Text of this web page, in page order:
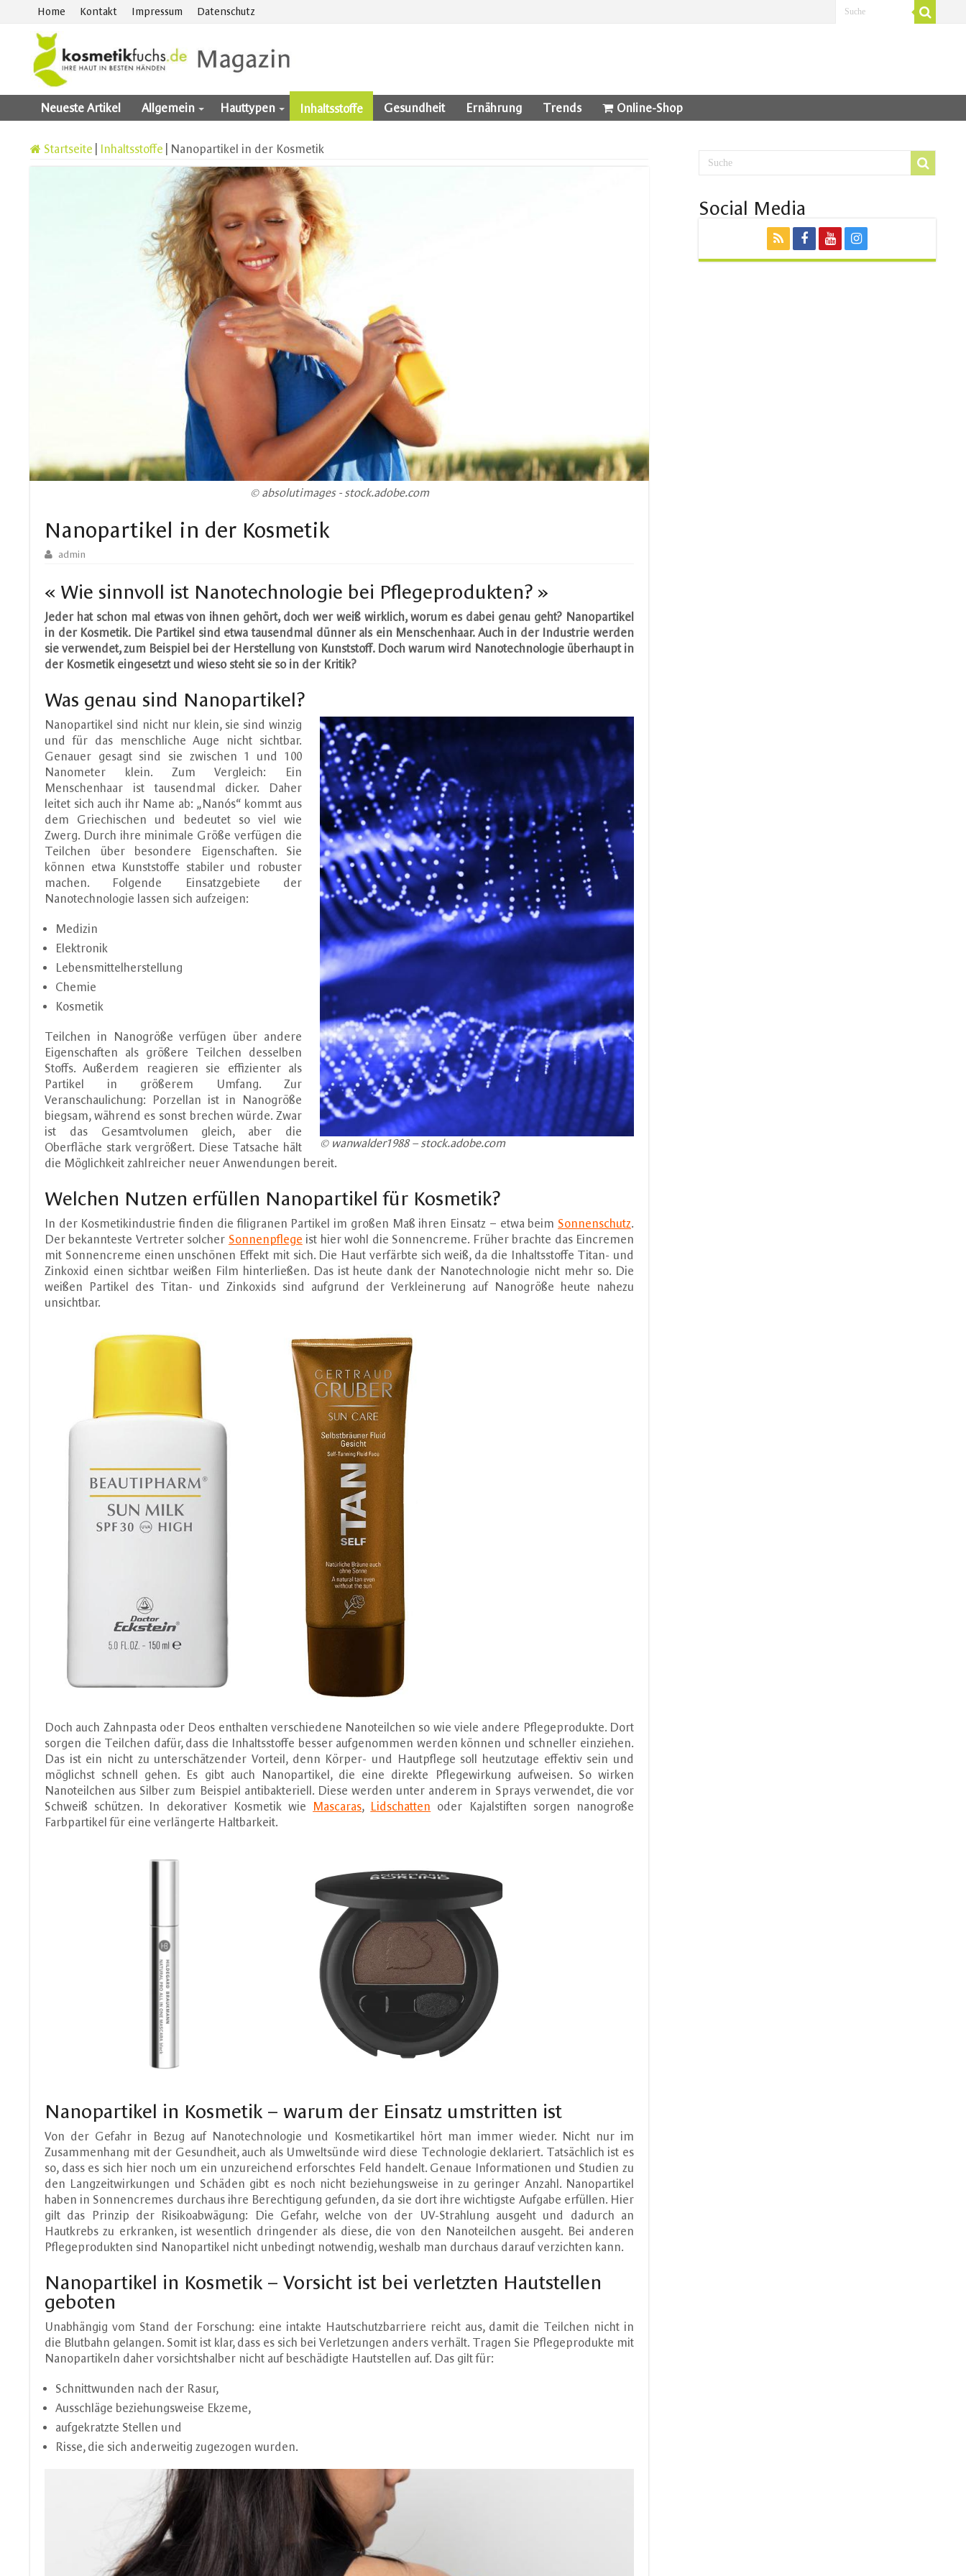
Home Kontakt Impressum Datenschutz
Neueste Artikel Allgemein Hauttypen Inhaltsstoffe Gesundheit Ernährung Trends Online-Shop
Startseite Inhaltsstoffe Nanopartikel in der Kosmetik
© absolutimages - stock.adobe.com
Nanopartikel in der Kosmetik
admin
« Wie sinnvoll ist Nanotechnologie bei Pflegeprodukten? »
Jeder hat schon mal etwas von ihnen gehört, doch wer weiß wirklich, worum es dabei genau geht? Nanopartikel
in der Kosmetik. Die Partikel sind etwa tausendmal dünner als ein Menschenhaar. Auch in der Industrie werden
sie verwendet, zum Beispiel bei der Herstellung von Kunststoff. Doch warum wird Nanotechnologie überhaupt in
der Kosmetik eingesetzt und wieso steht sie so in der Kritik?
Was genau sind Nanopartikel?
© wanwalder1988 – stock.adobe.com
Nanopartikel sind nicht nur klein, sie sind winzig
und für das menschliche Auge nicht sichtbar.
Genauer gesagt sind sie zwischen 1 und 100
Nanometer klein. Zum Vergleich: Ein
Menschenhaar ist tausendmal dicker. Daher
leitet sich auch ihr Name ab: „Nanós“ kommt aus
dem Griechischen und bedeutet so viel wie
Zwerg. Durch ihre minimale Größe verfügen die
Teilchen über besondere Eigenschaften. Sie
können etwa Kunststoffe stabiler und robuster
machen. Folgende Einsatzgebiete der
Nanotechnologie lassen sich aufzeigen:
Medizin
Elektronik
Lebensmittelherstellung
Chemie
Kosmetik
Teilchen in Nanogröße verfügen über andere
Eigenschaften als größere Teilchen desselben
Stoffs. Außerdem reagieren sie effizienter als
Partikel in größerem Umfang. Zur
Veranschaulichung: Porzellan ist in Nanogröße
biegsam, während es sonst brechen würde. Zwar
ist das Gesamtvolumen gleich, aber die
Oberfläche stark vergrößert. Diese Tatsache hält
die Möglichkeit zahlreicher neuer Anwendungen bereit.
Welchen Nutzen erfüllen Nanopartikel für Kosmetik?
In der Kosmetikindustrie finden die filigranen Partikel im großen Maß ihren Einsatz – etwa beim Sonnenschutz.
Der bekannteste Vertreter solcher Sonnenpflege ist hier wohl die Sonnencreme. Früher brachte das Eincremen
mit Sonnencreme einen unschönen Effekt mit sich. Die Haut verfärbte sich weiß, da die Inhaltsstoffe Titan- und
Zinkoxid einen sichtbar weißen Film hinterließen. Das ist heute dank der Nanotechnologie nicht mehr so. Die
weißen Partikel des Titan- und Zinkoxids sind aufgrund der Verkleinerung auf Nanogröße heute nahezu
unsichtbar.
Doch auch Zahnpasta oder Deos enthalten verschiedene Nanoteilchen so wie viele andere Pflegeprodukte. Dort
sorgen die Teilchen dafür, dass die Inhaltsstoffe besser aufgenommen werden können und schneller einziehen.
Das ist ein nicht zu unterschätzender Vorteil, denn Körper- und Hautpflege soll heutzutage effektiv sein und
möglichst schnell gehen. Es gibt auch Nanopartikel, die eine direkte Pflegewirkung aufweisen. So wirken
Nanoteilchen aus Silber zum Beispiel antibakteriell. Diese werden unter anderem in Sprays verwendet, die vor
Schweiß schützen. In dekorativer Kosmetik wie
Mascaras, Lidschatten oder Kajalstiften sorgen nanogroße
Farbpartikel für eine verlängerte Haltbarkeit.
Nanopartikel in Kosmetik – warum der Einsatz umstritten ist
Von der Gefahr in Bezug auf Nanotechnologie und Kosmetikartikel hört man immer wieder. Nicht nur im
Zusammenhang mit der Gesundheit, auch als Umweltsünde wird diese Technologie deklariert. Tatsächlich ist es
so, dass es sich hier noch um ein unzureichend erforschtes Feld handelt. Genaue Informationen und Studien zu
den Langzeitwirkungen und Schäden gibt es noch nicht beziehungsweise in zu geringer Anzahl. Nanopartikel
haben in Sonnencremes durchaus ihre Berechtigung gefunden, da sie dort ihre wichtigste Aufgabe erfüllen. Hier
gilt das Prinzip der Risikoabwägung: Die Gefahr, welche von der UV-Strahlung ausgeht und dadurch an
Hautkrebs zu erkranken, ist wesentlich dringender als diese, die von den Nanoteilchen ausgeht. Bei anderen
Pflegeprodukten sind Nanopartikel nicht unbedingt notwendig, weshalb man durchaus darauf verzichten kann.
Nanopartikel in Kosmetik – Vorsicht ist bei verletzten Hautstellen
geboten
Unabhängig vom Stand der Forschung: eine intakte Hautschutzbarriere reicht aus, damit die Teilchen nicht in
die Blutbahn gelangen. Somit ist klar, dass es sich bei Verletzungen anders verhält. Tragen Sie Pflegeprodukte mit
Nanopartikeln daher vorsichtshalber nicht auf beschädigte Hautstellen auf. Das gilt für:
Schnittwunden nach der Rasur,
Ausschläge beziehungsweise Ekzeme,
aufgekratzte Stellen und
Risse, die sich anderweitig zugezogen wurden.
Social Media